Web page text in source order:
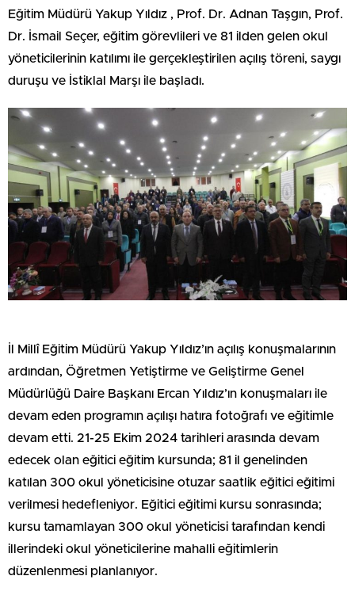
Eğitim Müdürü Yakup Yıldız , Prof. Dr. Adnan Taşgın, Prof.
Dr. İsmail Seçer, eğitim görevlileri ve 81 ilden gelen okul
yöneticilerinin katılımı ile gerçekleştirilen açılış töreni, saygı
duruşu ve İstiklal Marşı ile başladı.
İl Millî Eğitim Müdürü Yakup Yıldız’ın açılış konuşmalarının
ardından, Öğretmen Yetiştirme ve Geliştirme Genel
Müdürlüğü Daire Başkanı Ercan Yıldız’ın konuşmaları ile
devam eden programın açılışı hatıra fotoğrafı ve eğitimle
devam etti. 21-25 Ekim 2024 tarihleri arasında devam
edecek olan eğitici eğitim kursunda; 81 il genelinden
katılan 300 okul yöneticisine otuzar saatlik eğitici eğitimi
verilmesi hedefleniyor. Eğitici eğitimi kursu sonrasında;
kursu tamamlayan 300 okul yöneticisi tarafından kendi
illerindeki okul yöneticilerine mahalli eğitimlerin
düzenlenmesi planlanıyor.